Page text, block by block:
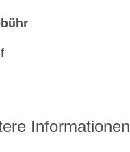
Informationen